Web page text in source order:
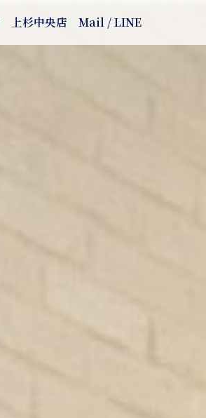
上杉中央店 Mail / LINE